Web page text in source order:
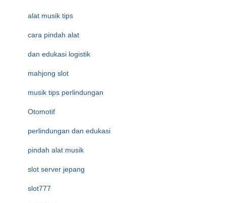
alat musik tips
cara pindah alat
dan edukasi logistik
mahjong slot
musik tips perlindungan
Otomotif
perlindungan dan edukasi
pindah alat musik
slot server jepang
slot777